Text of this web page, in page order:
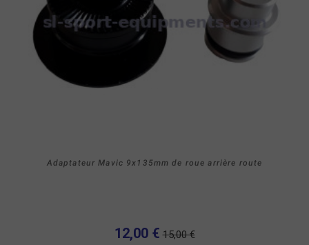
Adaptateur Mavic 9x135mm de roue arrière route
12,00 € 15,00 €